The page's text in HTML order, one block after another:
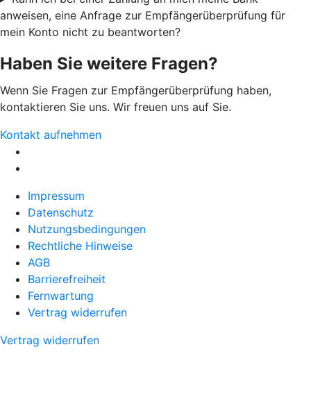
anweisen, eine Anfrage zur Empfängerüberprüfung für
mein Konto nicht zu beantworten?
Haben Sie weitere Fragen?
Wenn Sie Fragen zur Empfängerüberprüfung haben,
kontaktieren Sie uns. Wir freuen uns auf Sie.
Kontakt aufnehmen
Impressum
Datenschutz
Nutzungsbedingungen
Rechtliche Hinweise
AGB
Barrierefreiheit
Fernwartung
Vertrag widerrufen
Vertrag widerrufen